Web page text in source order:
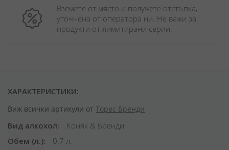
Вземете от място и получете отстъпка,
уточнена от оператора ни. Не важи за
продукти от лимитирани серии.
ХАРАКТЕРИСТИКИ:
Виж всички артикули от Торес Бренди
Вид алкохол
Коняк & Бренди
Обем (л.)
0.7 л.